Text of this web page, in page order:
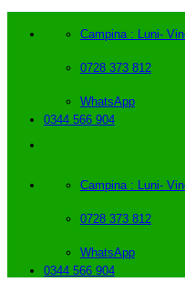
Campina : Luni-
0728 373 812
WhatsApp
0344 566 904
Campina : Luni-
0728 373 812
WhatsApp
0344 566 904